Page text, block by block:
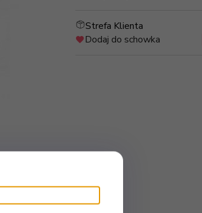
Strefa Klienta
Dodaj do schowka